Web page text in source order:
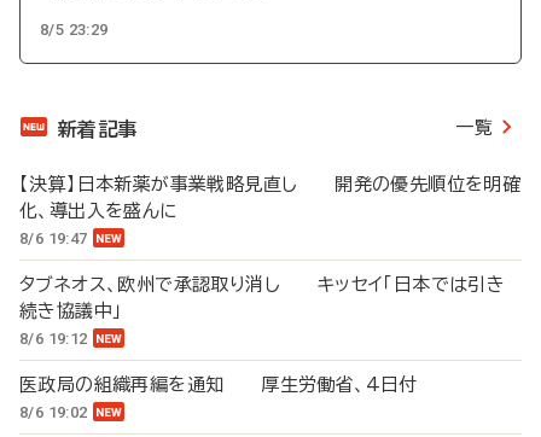
8/5 23:29
新着記事 一覧
【決算】日本新薬が事業戦略見直し 開発の優先順位を明確
化、導出入を盛んに
8/6 19:47
タブネオス、欧州で承認取り消し キッセイ「日本では引き
続き協議中」
8/6 19:12
医政局の組織再編を通知 厚生労働省、4日付
8/6 19:02